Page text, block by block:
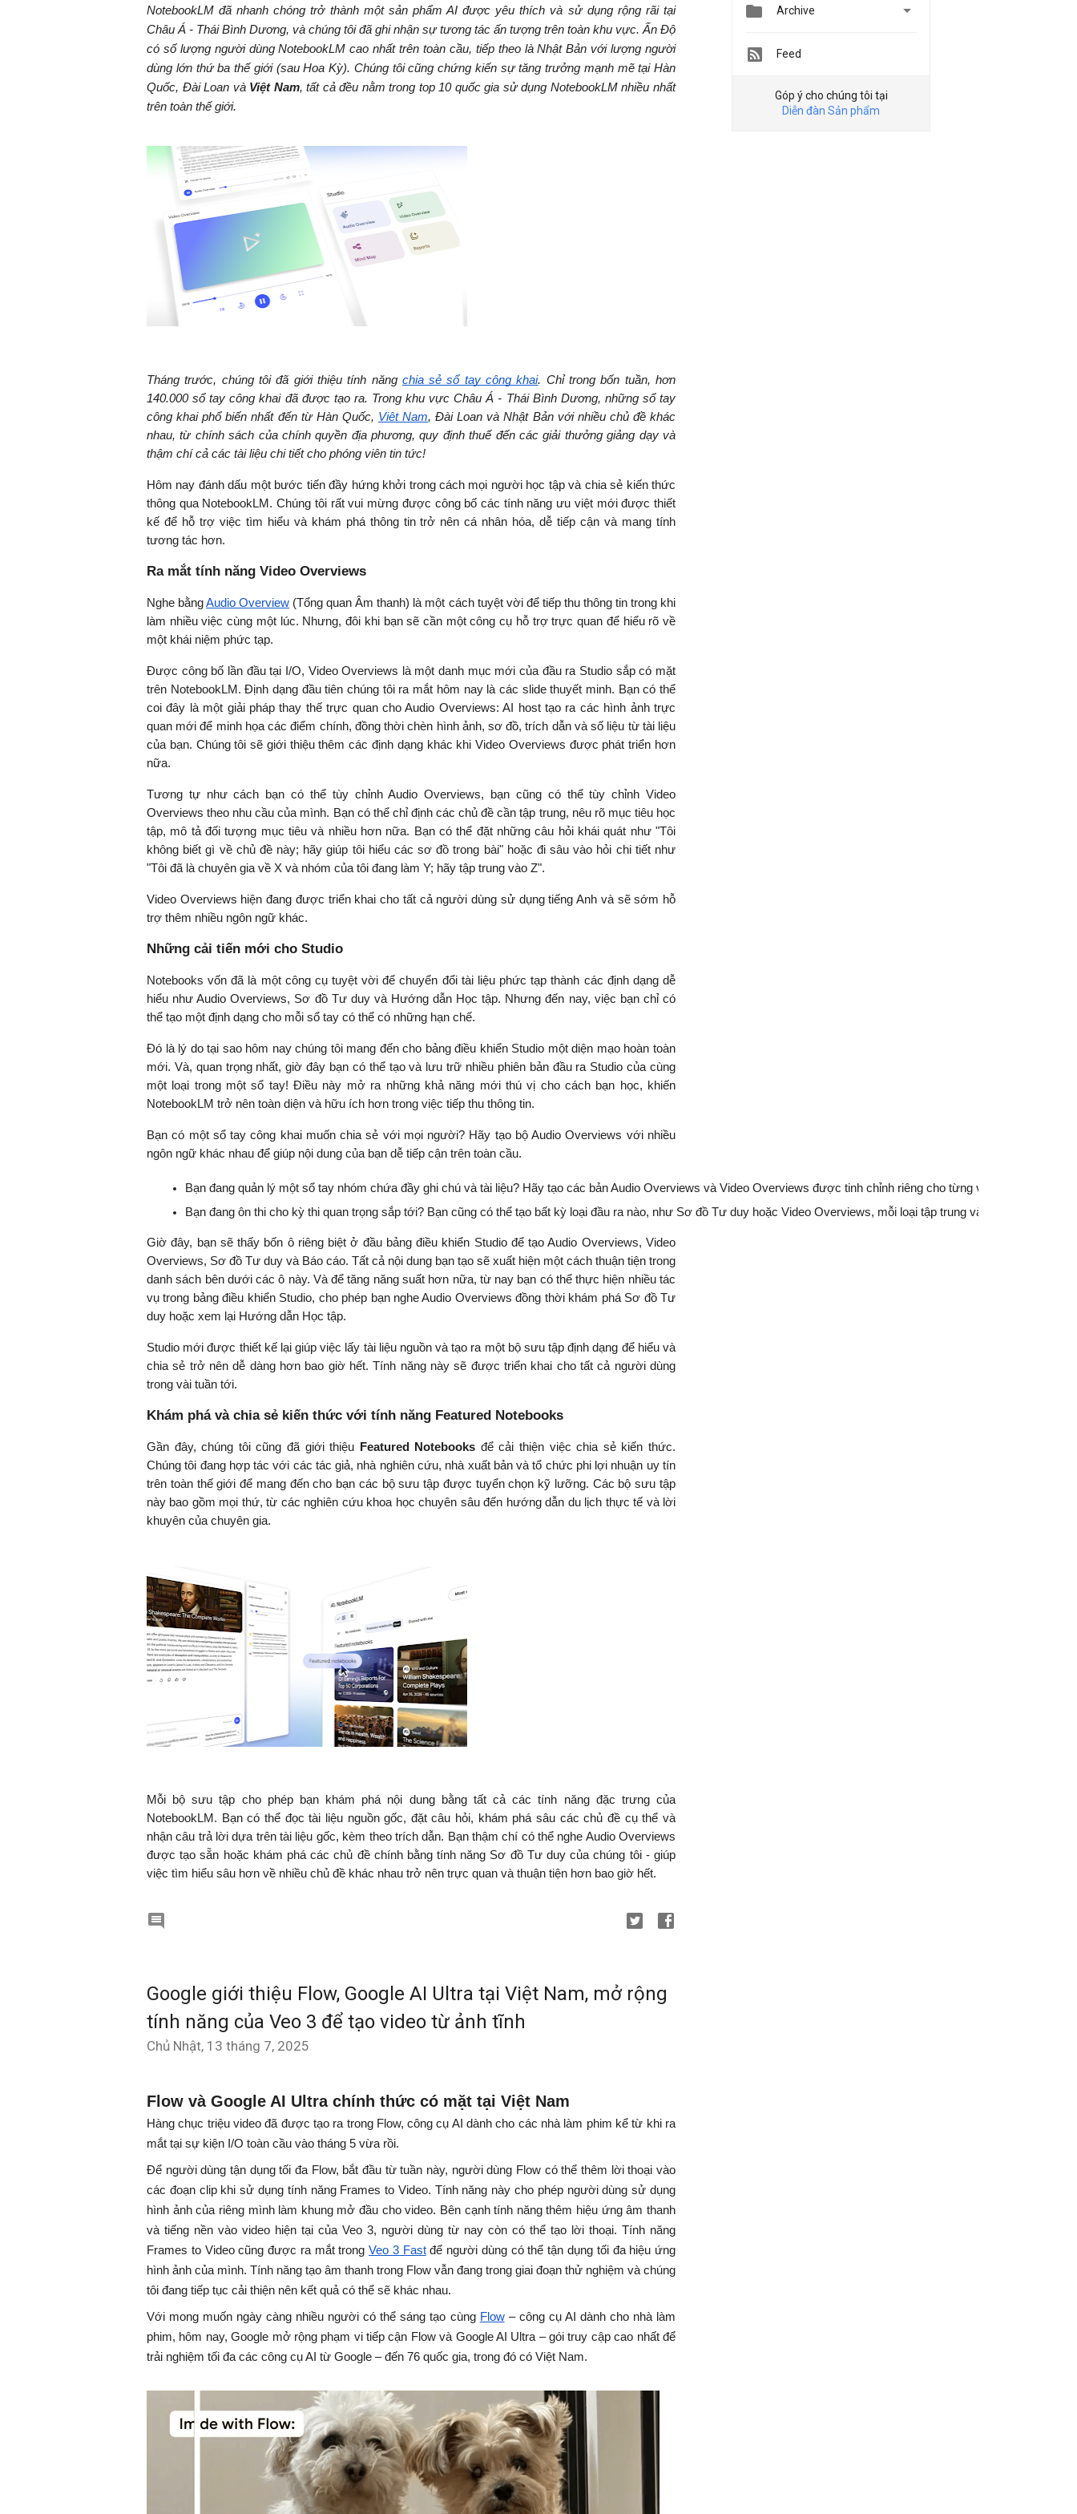
NotebookLM đã nhanh chóng trở thành một sản phẩm AI được yêu thích và sử dụng rộng rãi tại
Châu Á - Thái Bình Dương, và chúng tôi đã ghi nhận sự tương tác ấn tượng trên toàn khu vực. Ấn Độ
có số lượng người dùng NotebookLM cao nhất trên toàn cầu, tiếp theo là Nhật Bản với lượng người
dùng lớn thứ ba thế giới (sau Hoa Kỳ). Chúng tôi cũng chứng kiến sự tăng trưởng mạnh mẽ tại Hàn
Quốc, Đài Loan và Việt Nam, tất cả đều nằm trong top 10 quốc gia sử dụng NotebookLM nhiều nhất
trên toàn thế giới.
Tháng trước, chúng tôi đã giới thiệu tính năng chia sẻ sổ tay công khai. Chỉ trong bốn tuần, hơn
140.000 sổ tay công khai đã được tạo ra. Trong khu vực Châu Á - Thái Bình Dương, những sổ tay
công khai phổ biến nhất đến từ Hàn Quốc, Việt Nam, Đài Loan và Nhật Bản với nhiều chủ đề khác
nhau, từ chính sách của chính quyền địa phương, quy định thuế đến các giải thưởng giảng dạy và
thậm chí cả các tài liệu chi tiết cho phóng viên tin tức!
Hôm nay đánh dấu một bước tiến đầy hứng khởi trong cách mọi người học tập và chia sẻ kiến thức
thông qua NotebookLM. Chúng tôi rất vui mừng được công bố các tính năng ưu việt mới được thiết
kế để hỗ trợ việc tìm hiểu và khám phá thông tin trở nên cá nhân hóa, dễ tiếp cận và mang tính
tương tác hơn.
Ra mắt tính năng Video Overviews
Nghe bằngAudio Overview (Tổng quan Âm thanh) là một cách tuyệt vời để tiếp thu thông tin trong khi
làm nhiều việc cùng một lúc. Nhưng, đôi khi bạn sẽ cần một công cụ hỗ trợ trực quan để hiểu rõ về
một khái niệm phức tạp.
Được công bố lần đầu tại I/O, Video Overviews là một danh mục mới của đầu ra Studio sắp có mặt
trên NotebookLM. Định dạng đầu tiên chúng tôi ra mắt hôm nay là các slide thuyết minh. Bạn có thể
coi đây là một giải pháp thay thế trực quan cho Audio Overviews: AI host tạo ra các hình ảnh trực
quan mới để minh họa các điểm chính, đồng thời chèn hình ảnh, sơ đồ, trích dẫn và số liệu từ tài liệu
của bạn. Chúng tôi sẽ giới thiệu thêm các định dạng khác khi Video Overviews được phát triển hơn
nữa.
Tương tự như cách bạn có thể tùy chỉnh Audio Overviews, bạn cũng có thể tùy chỉnh Video
Overviews theo nhu cầu của mình. Bạn có thể chỉ định các chủ đề cần tập trung, nêu rõ mục tiêu học
tập, mô tả đối tượng mục tiêu và nhiều hơn nữa. Bạn có thể đặt những câu hỏi khái quát như "Tôi
không biết gì về chủ đề này; hãy giúp tôi hiểu các sơ đồ trong bài" hoặc đi sâu vào hỏi chi tiết như
"Tôi đã là chuyên gia về X và nhóm của tôi đang làm Y; hãy tập trung vào Z".
Video Overviews hiện đang được triển khai cho tất cả người dùng sử dụng tiếng Anh và sẽ sớm hỗ
trợ thêm nhiều ngôn ngữ khác.
Những cải tiến mới cho Studio
Notebooks vốn đã là một công cụ tuyệt vời để chuyển đổi tài liệu phức tạp thành các định dạng dễ
hiểu như Audio Overviews, Sơ đồ Tư duy và Hướng dẫn Học tập. Nhưng đến nay, việc bạn chỉ có
thể tạo một định dạng cho mỗi sổ tay có thể có những hạn chế.
Đó là lý do tại sao hôm nay chúng tôi mang đến cho bảng điều khiển Studio một diện mạo hoàn toàn
mới. Và, quan trọng nhất, giờ đây bạn có thể tạo và lưu trữ nhiều phiên bản đầu ra Studio của cùng
một loại trong một sổ tay! Điều này mở ra những khả năng mới thú vị cho cách bạn học, khiến
NotebookLM trở nên toàn diện và hữu ích hơn trong việc tiếp thu thông tin.
Bạn có một sổ tay công khai muốn chia sẻ với mọi người? Hãy tạo bộ Audio Overviews với nhiều
ngôn ngữ khác nhau để giúp nội dung của bạn dễ tiếp cận trên toàn cầu.
Bạn đang quản lý một sổ tay nhóm chứa đầy ghi chú và tài liệu? Hãy tạo các bản Audio Overviews và Video Overviews được tinh chỉnh riêng cho từng vai trò, giúp tiết
Bạn đang ôn thi cho kỳ thi quan trọng sắp tới? Bạn cũng có thể tạo bất kỳ loại đầu ra nào, như Sơ đồ Tư duy hoặc Video Overviews, mỗi loại tập trung vào một chương
Giờ đây, bạn sẽ thấy bốn ô riêng biệt ở đầu bảng điều khiển Studio để tạo Audio Overviews, Video
Overviews, Sơ đồ Tư duy và Báo cáo. Tất cả nội dung bạn tạo sẽ xuất hiện một cách thuận tiện trong
danh sách bên dưới các ô này. Và để tăng năng suất hơn nữa, từ nay bạn có thể thực hiện nhiều tác
vụ trong bảng điều khiển Studio, cho phép bạn nghe Audio Overviews đồng thời khám phá Sơ đồ Tư
duy hoặc xem lại Hướng dẫn Học tập.
Studio mới được thiết kế lại giúp việc lấy tài liệu nguồn và tạo ra một bộ sưu tập định dạng để hiểu và
chia sẻ trở nên dễ dàng hơn bao giờ hết. Tính năng này sẽ được triển khai cho tất cả người dùng
trong vài tuần tới.
Khám phá và chia sẻ kiến thức với tính năng Featured Notebooks
Gần đây, chúng tôi cũng đã giới thiệu Featured Notebooks để cải thiện việc chia sẻ kiến thức.
Chúng tôi đang hợp tác với các tác giả, nhà nghiên cứu, nhà xuất bản và tổ chức phi lợi nhuận uy tín
trên toàn thế giới để mang đến cho bạn các bộ sưu tập được tuyển chọn kỹ lưỡng. Các bộ sưu tập
này bao gồm mọi thứ, từ các nghiên cứu khoa học chuyên sâu đến hướng dẫn du lịch thực tế và lời
khuyên của chuyên gia.
Mỗi bộ sưu tập cho phép bạn khám phá nội dung bằng tất cả các tính năng đặc trưng của
NotebookLM. Bạn có thể đọc tài liệu nguồn gốc, đặt câu hỏi, khám phá sâu các chủ đề cụ thể và
nhận câu trả lời dựa trên tài liệu gốc, kèm theo trích dẫn. Bạn thậm chí có thể nghe Audio Overviews
được tạo sẵn hoặc khám phá các chủ đề chính bằng tính năng Sơ đồ Tư duy của chúng tôi - giúp
việc tìm hiểu sâu hơn về nhiều chủ đề khác nhau trở nên trực quan và thuận tiện hơn bao giờ hết.

Google giới thiệu Flow, Google AI Ultra tại Việt Nam, mở rộng
tính năng của Veo 3 để tạo video từ ảnh tĩnh
Chủ Nhật, 13 tháng 7, 2025
Flow và Google AI Ultra chính thức có mặt tại Việt Nam
Hàng chục triệu video đã được tạo ra trong Flow, công cụ AI dành cho các nhà làm phim kể từ khi ra
mắt tại sự kiện I/O toàn cầu vào tháng 5 vừa rồi.
Để người dùng tận dụng tối đa Flow, bắt đầu từ tuần này, người dùng Flow có thể thêm lời thoại vào
các đoạn clip khi sử dụng tính năng Frames to Video. Tính năng này cho phép người dùng sử dụng
hình ảnh của riêng mình làm khung mở đầu cho video. Bên cạnh tính năng thêm hiệu ứng âm thanh
và tiếng nền vào video hiện tại của Veo 3, người dùng từ nay còn có thể tạo lời thoại. Tính năng
Frames to Video cũng được ra mắt trongVeo 3 Fast để người dùng có thể tận dụng tối đa hiệu ứng
hình ảnh của mình. Tính năng tạo âm thanh trong Flow vẫn đang trong giai đoạn thử nghiệm và chúng
tôi đang tiếp tục cải thiện nên kết quả có thể sẽ khác nhau.
Với mong muốn ngày càng nhiều người có thể sáng tạo cùng Flow – công cụ AI dành cho nhà làm
phim, hôm nay, Google mở rộng phạm vi tiếp cận Flow và Google AI Ultra – gói truy cập cao nhất để
trải nghiệm tối đa các công cụ AI từ Google – đến 76 quốc gia, trong đó có Việt Nam.
 Archive 
Feed
Góp ý cho chúng tôi tại
Diễn đàn Sản phẩm